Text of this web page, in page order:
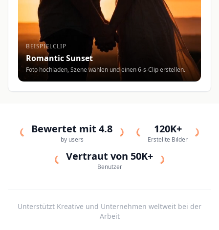
BEISPIELCLIP
Romantic Sunset
Foto hochladen, Szene wählen und einen 6-s-Clip erstellen.
Bewertet mit 4.8
by users
120K+
Erstellte Bilder
Vertraut von 50K+
Benutzer
Unterstützt Kreative und Unternehmen weltweit bei der
Arbeit